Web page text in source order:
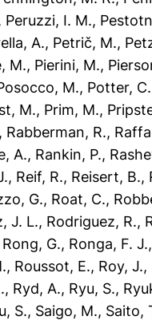
, Peruzzi, I. M.,
A., Petrič, M.,
M., Pierini, M.,
M., Potter,
M., Prim, M.,
, Rabberman, R.,
A., Rankin, P.,
, Reif, R., Reisert, B.,
G., Roat, C.,
J. L., Rodriguez, R.,
Rong, G., Ronga, F. J.
, Roussot, E., Roy, J.,
, Ryd, A., Ryu, S.,
S., Saigo, M., Saito,